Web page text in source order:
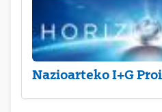
Nazioarteko I+G